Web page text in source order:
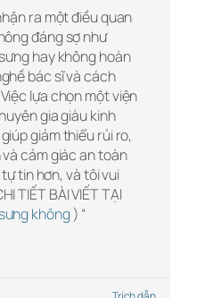
ra một điều quan
đáng sợ như
hay không hoàn
bác sĩ và cách
lựa chọn một viện
gia giàu kinh
giảm thiểu rủi ro,
cảm giác an toàn
tin hơn, và tôi vui
TIẾT BÀI VIẾT TẠI
không) “